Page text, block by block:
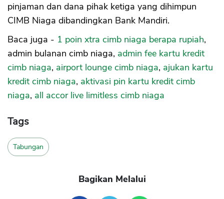
pinjaman dan dana pihak ketiga yang dihimpun
CIMB Niaga dibandingkan Bank Mandiri.
Baca juga - 1 poin xtra cimb niaga berapa rupiah,
admin bulanan cimb niaga, admin fee kartu kredit
cimb niaga, airport lounge cimb niaga, ajukan kartu
kredit cimb niaga, aktivasi pin kartu kredit cimb
niaga, all accor live limitless cimb niaga
Tags
Tabungan
Bagikan Melalui